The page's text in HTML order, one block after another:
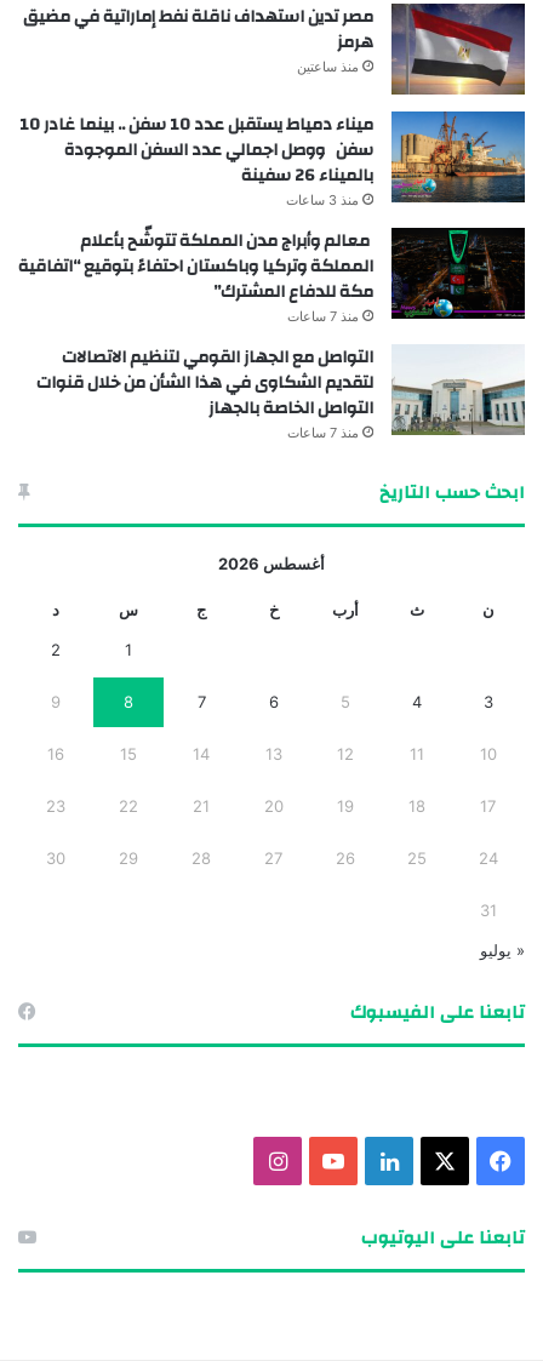
مصر تدين استهداف ناقلة نفط إماراتية في مضيق
هرمز
منذ ساعتين
ميناء دمياط يستقبل عدد 10 سفن .. بينما غادر 10
سفن ووصل اجمالي عدد السفن الموجودة
بالميناء 26 سفينة
منذ 3 ساعات
معالم وأبراج مدن المملكة تتوشّح بأعلام
المملكة وتركيا وباكستان احتفاءً بتوقيع “اتفاقية
مكة للدفاع المشترك”
منذ 7 ساعات
التواصل مع الجهاز القومي لتنظيم الاتصالات
لتقديم الشكاوى في هذا الشأن من خلال قنوات
التواصل الخاصة بالجهاز
منذ 7 ساعات
ابحث حسب التاريخ
أغسطس 2026
ن ث أرب خ ج س د
1
2
3
4
5
6
7
8
9
10
11
12
13
14
15
16
17
18
19
20
21
22
23
24
25
26
27
28
29
30
31
« يوليو
تابعنا على الفيسبوك
تابعنا على اليوتيوب